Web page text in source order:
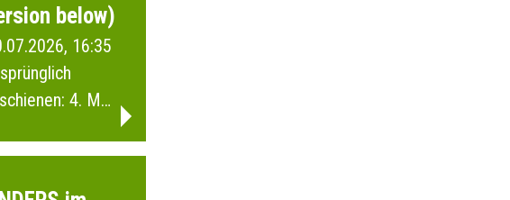
below)
16:35
4. Mai